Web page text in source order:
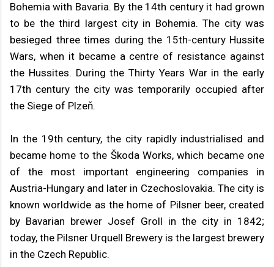
Bohemia with Bavaria. By the 14th century it had grown
to be the third largest city in Bohemia. The city was
besieged three times during the 15th-century Hussite
Wars, when it became a centre of resistance against
the Hussites. During the Thirty Years War in the early
17th century the city was temporarily occupied after
the Siege of Plzeň.
In the 19th century, the city rapidly industrialised and
became home to the Škoda Works, which became one
of the most important engineering companies in
Austria-Hungary and later in Czechoslovakia. The city is
known worldwide as the home of Pilsner beer, created
by Bavarian brewer Josef Groll in the city in 1842;
today, the Pilsner Urquell Brewery is the largest brewery
in the Czech Republic.